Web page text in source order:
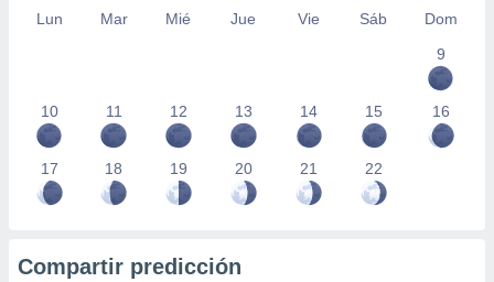
Lun Mar Mié Jue Vie Sáb
Dom
9
10 11 12 13 14 15 16
17 18 19 20 21 22
Compartir predicción